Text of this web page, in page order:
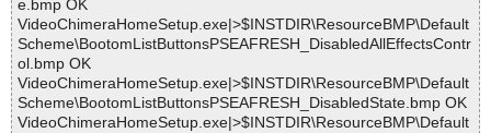
e.bmp OK
VideoChimeraHomeSetup.exe|>$INSTDIR\ResourceBMP\Default
Scheme\BootomListButtonsPSEAFRESH_DisabledAllEffectsContr
ol.bmp OK
VideoChimeraHomeSetup.exe|>$INSTDIR\ResourceBMP\Default
Scheme\BootomListButtonsPSEAFRESH_DisabledState.bmp OK
VideoChimeraHomeSetup.exe|>$INSTDIR\ResourceBMP\Default